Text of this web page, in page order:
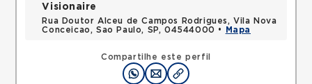
Compartilhe este perfil
Visionaire
Rua Doutor Alceu de Campos Rodrigues, Vila Nova
Conceicao, Sao Paulo, SP, 04544000 •
Mapa